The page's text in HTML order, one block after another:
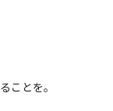
ことを。